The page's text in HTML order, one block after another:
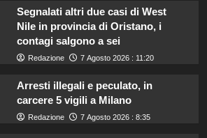
Lorenzo Riccardi nel cast del
Grande Fratello Vip? Claudia Dionigi
Segnalati altri due casi di West
Nile in provincia di Oristano, i
contagi salgono a sei
Redazione 7 Agosto 2026 : 11:20
Arresti illegali e peculato, in
carcere 5 vigili a Milano
Redazione 7 Agosto 2026 : 8:35